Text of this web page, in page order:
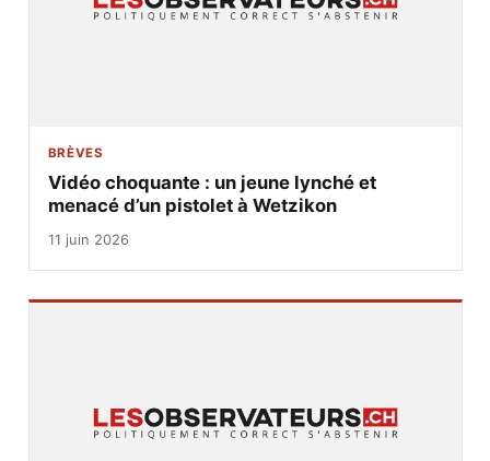
BRÈVES
Vidéo choquante : un jeune lynché et
menacé d’un pistolet à Wetzikon
11 juin 2026